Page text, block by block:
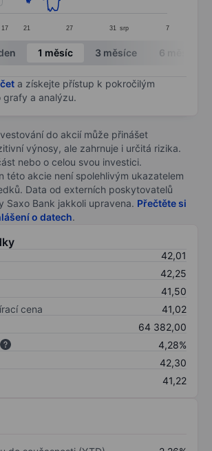
17 21 27 31 srp 7
chart.
1 měsíc 3 měsíce 6 měsíců
a získejte přístup k pokročilým
grafy a analýzu.
do akcií může přinášet
výnosy, ale zahrnuje i určitá rizika.
nebo o celou svou investici.
této akcie není spolehlivým ukazatelem
Data od externích poskytovatelů
Saxo Bank jakkoli upravena. Přečtěte si
o datech.
42,01
42,25
41,50
cena
41,02
64 382,00
4,28%
42,30
41,22